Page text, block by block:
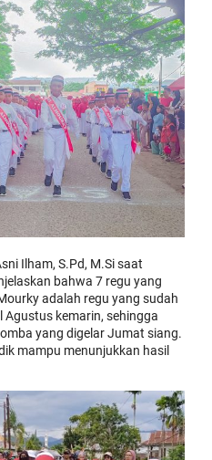
Ilham, S.Pd, M.Si saat
bahwa 7 regu yang
adalah regu yang sudah
Agustus kemarin, sehingga
yang digelar Jumat siang.
mampu menunjukkan hasil